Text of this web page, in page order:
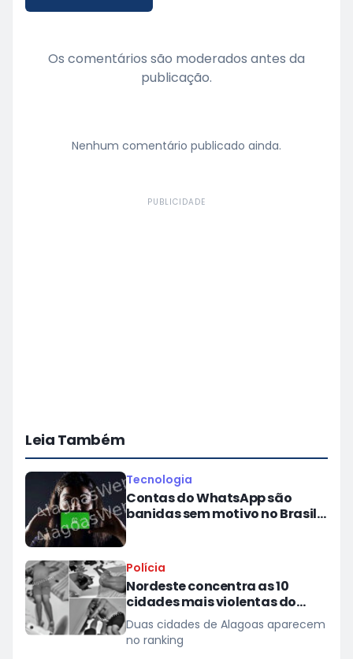
Os comentários são moderados antes da
publicação.
Nenhum comentário publicado ainda.
PUBLICIDADE
Leia Também
Tecnologia
Contas do WhatsApp são
banidas sem motivo no Brasil;
Polícia
Nordeste concentra as 10
cidades mais violentas do
Brasil, aponta Anuário
Duas cidades de Alagoas aparecem
no ranking